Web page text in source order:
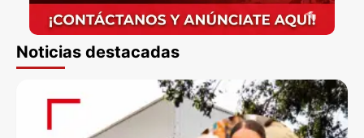
Noticias destacadas